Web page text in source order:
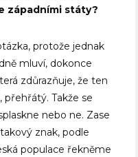
západními státy?
protože jednak
mluví, dokonce
zdůrazňuje, že ten
Takže se
nebo ne. Zase
znak, podle
populace řekněme